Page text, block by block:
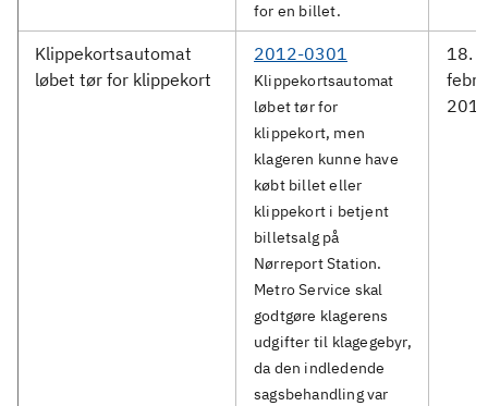
for en billet.
Klippekortsautomat
løbet tør for klippekort
2012-0301
Klippekortsautomat
løbet tør for
klippekort, men
klageren kunne have
købt billet eller
klippekort i betjent
billetsalg på
Nørreport Station.
Metro Service skal
godtgøre klagerens
udgifter til klagegebyr,
da den indledende
sagsbehandling var
18.